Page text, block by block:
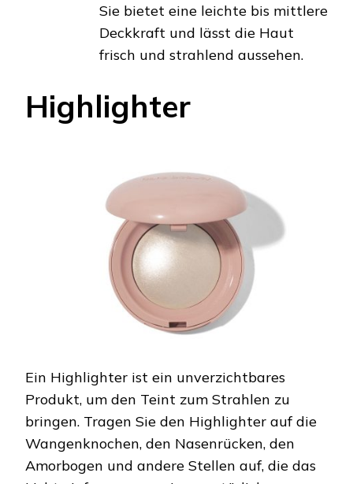
Sie bietet eine leichte bis mittlere
Deckkraft und lässt die Haut
frisch und strahlend aussehen.
Highlighter
Ein Highlighter ist ein unverzichtbares
Produkt, um den Teint zum Strahlen zu
bringen. Tragen Sie den Highlighter auf die
Wangenknochen, den Nasenrücken, den
Amorbogen und andere Stellen auf, die das